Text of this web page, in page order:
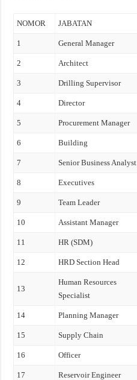
NOMOR JABATAN
1 General Manager
2 Architect
3 Drilling Supervisor
4 Director
5 Procurement Manager
6 Building
7 Senior Business Analyst
8 Executives
9 Team Leader
10 Assistant Manager
11 HR (SDM)
12 HRD Section Head
13
Human Resources
Specialist
14 Planning Manager
15 Supply Chain
16 Officer
17 Reservoir Engineer